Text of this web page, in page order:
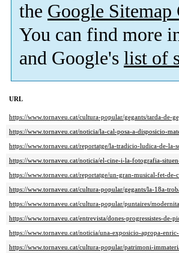
the Google
You can find more
and Google's list of
URL
https://www.tornaveu.cat/cultura-popular/gegants/tarda-de-
https://www.tornaveu.cat/noticia/la-cal-posa-a-disposicio-
https://www.tornaveu.cat/reportatge/la-tradicio-ludica-de-la-
https://www.tornaveu.cat/noticia/el-cine-i-la-fotografia-
https://www.tornaveu.cat/reportatge/un-gran-musical-fet-
https://www.tornaveu.cat/cultura-popular/gegants/la-18a-
https://www.tornaveu.cat/cultura-popular/puntaires/
https://www.tornaveu.cat/entrevista/dones-progressistes-de-
https://www.tornaveu.cat/noticia/una-exposicio-apropa-
https://www.tornaveu.cat/cultura-popular/patrimoni-